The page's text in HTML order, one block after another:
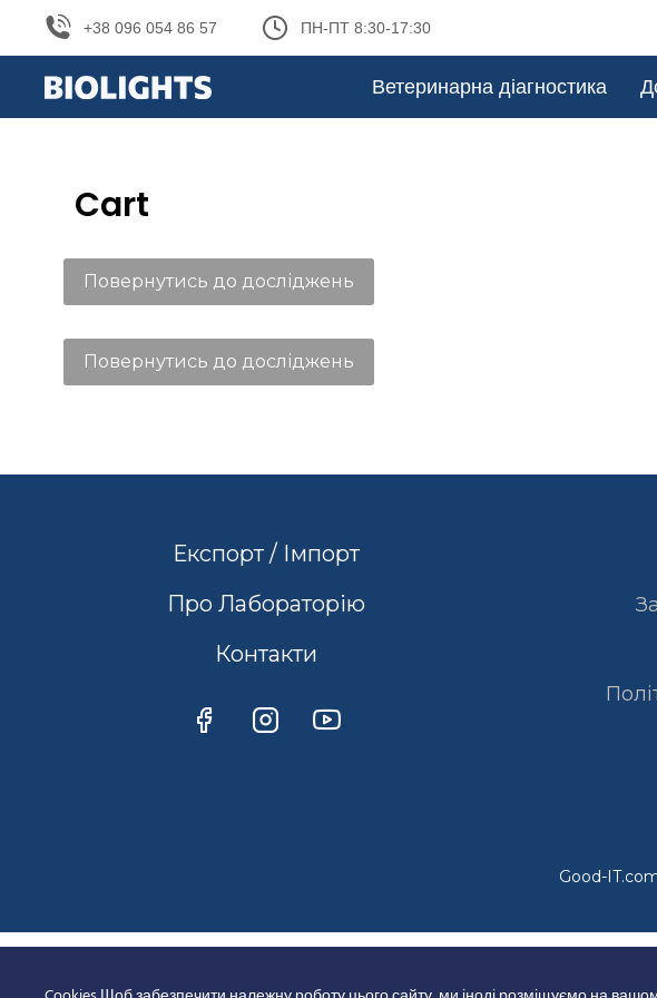
+38 096 054 86 57 ПН-ПТ 8:30-17:30
Ветеринарна діагностика
Cart
Повернутись до досліджень
Повернутись до досліджень
Експорт / Імпорт
Про Лабораторію
Контакти
Good-